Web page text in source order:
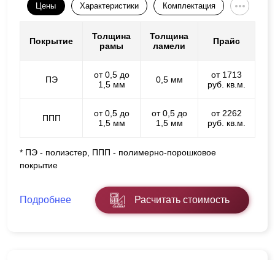
Цены Характеристики Комплектация
Покрытие
Толщина
рамы
Толщина
ламели
Прайс
ПЭ
от 0,5 до
1,5 мм
0,5 мм
от 1713
руб. кв.м.
ППП
от 0,5 до
1,5 мм
от 0,5 до
1,5 мм
от 2262
руб. кв.м.
* ПЭ - полиэстер, ППП - полимерно-порошковое
покрытие
Подробнее Расчитать стоимость